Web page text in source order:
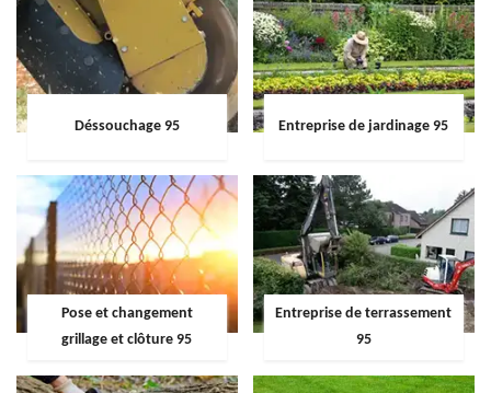
Déssouchage 95 Entreprise de jardinage 95
Pose et changement
grillage et clôture 95
Entreprise de terrassement
95